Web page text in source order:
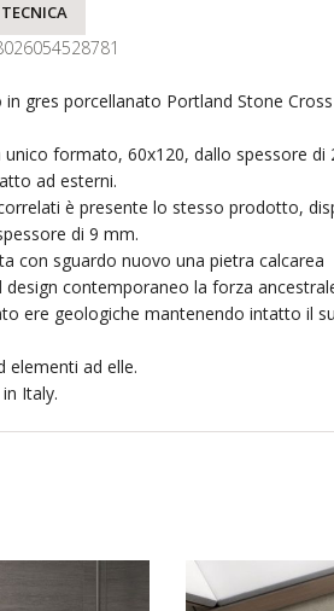
gres porcellanato Portland Stone
formato, 60x120, dallo spessore di
ad esterni.
è presente lo stesso prodotto,
di 9 mm.
con sguardo nuovo una pietra calcarea
contemporaneo la forza
ere geologiche mantenendo intatto il
elementi ad elle.
Italy.